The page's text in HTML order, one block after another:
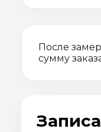
После
сумму